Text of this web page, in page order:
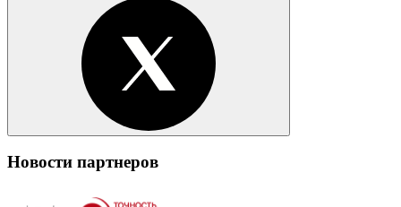
Новости партнеров